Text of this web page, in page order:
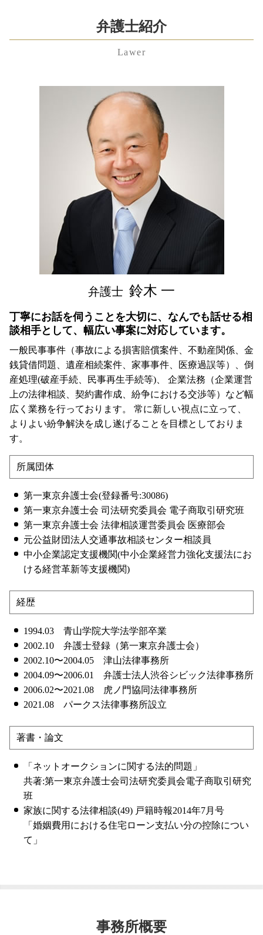
熟年 離婚
合同 会社 から 株式
共益権
株式交換 仕訳
m&a デメリット
事業譲渡 会社分割
公正証書遺言 作り方
相続 借金
公正証書遺言 もめる
相続財産 調査 自分で
相続財産 とは
公正証書遺言 費用
公正証書遺言 効力
残業代請求 弁護士
労働問題
雇用契約書 残業代 記載なし
不当解雇 慰謝料
労働問題 弁護士
労働問題 弁護士 東京
渋谷区 労働問題 弁護士 相談
渋谷区 企業法務 弁護士 相談
千葉県 残業代未払い 弁護士 相談
東京都 親権 弁護士 相談
神奈川県 親権 弁護士 相談
渋谷区 遺産分割協議 弁護士 相談
埼玉県 遺留分 弁護士 相談
東京都 残業代未払い 弁護士 相談
埼玉県 遺言書 弁護士 相談
東京都 相続 弁護士 相談
埼玉県 養育費 弁護士 相談
千葉県 離婚 弁護士 相談
港区 不当解雇 弁護士 相談
港区 相続 弁護士 相談
埼玉県 企業法務 弁護士 相談
渋谷区 親権 弁護士 相談
弁護士紹介
Lawer
弁護士 鈴木 一
丁寧にお話を伺うことを大切に、なんでも話せる相
談相手として、幅広い事案に対応しています。
一般民事事件（事故による損害賠償案件、不動産関係、金
銭貸借問題、遺産相続案件、家事事件、医療過誤等）、倒
産処理(破産手続、民事再生手続等)、 企業法務（企業運営
上の法律相談、契約書作成、紛争における交渉等）など幅
広く業務を行っております。 常に新しい視点に立って、
よりよい紛争解決を成し遂げることを目標としておりま
す。
所属団体
第一東京弁護士会(登録番号:30086)
第一東京弁護士会 司法研究委員会 電子商取引研究班
第一東京弁護士会 法律相談運営委員会 医療部会
元公益財団法人交通事故相談センター相談員
中小企業認定支援機関(中小企業経営力強化支援法にお
ける経営革新等支援機関)
経歴
1994.03 青山学院大学法学部卒業
2002.10 弁護士登録（第一東京弁護士会）
2002.10〜2004.05 津山法律事務所
2004.09〜2006.01 弁護士法人渋谷シビック法律事務所
2006.02〜2021.08 虎ノ門協同法律事務所
2021.08 パークス法律事務所設立
著書・論文
「ネットオークションに関する法的問題」
共著:第一東京弁護士会司法研究委員会電子商取引研究
班
家族に関する法律相談(49) 戸籍時報2014年7月号
「婚姻費用における住宅ローン支払い分の控除につい
て」
事務所概要